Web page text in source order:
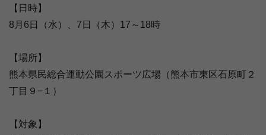
【日時】
8月6日（水）、7日（木）17～18時
【場所】
熊本県民総合運動公園スポーツ広場（熊本市東区石原町２
丁目９−１）
【対象】